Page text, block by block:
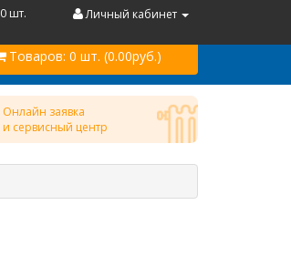
0 шт. Личный кабинет
Товаров: 0 шт. (0.00руб.)
Онлайн заявка
и сервисный центр